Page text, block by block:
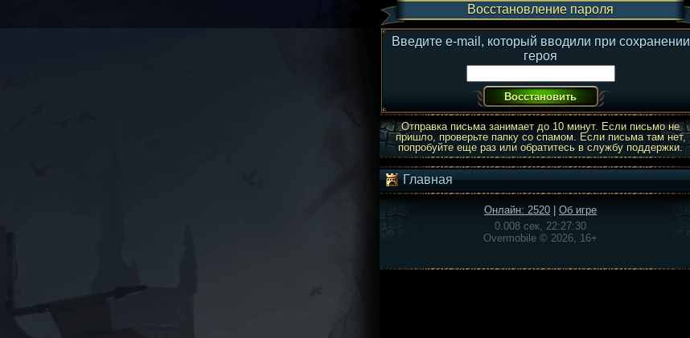
Восстановление пароля
Введите e-mail, который вводили при сохранении
героя
Отправка письма занимает до 10 минут. Если письмо не
пришло, проверьте папку со спамом. Если письма там нет,
попробуйте еще раз или обратитесь в службу поддержки.
Главная
Онлайн: 2520
Об игре
0.008 сек, 22:27:30
Overmobile © 2026, 16+